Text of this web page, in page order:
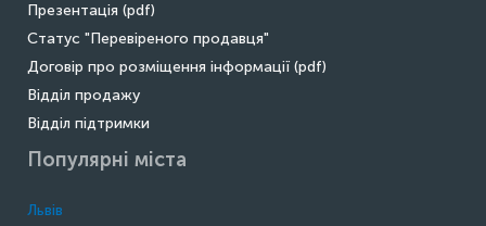
Презентація (pdf)
Статус "Перевіреного продавця"
Договір про розміщення інформації (pdf)
Відділ продажу
Відділ підтримки
Популярні міста
Львів